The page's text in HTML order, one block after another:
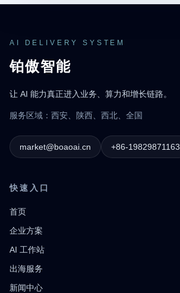
AI DELIVERY SYSTEM
铂傲智能
让 AI 能力真正进入业务、算力和增长链路。
服务区域：西安、陕西、西北、全国
market@boaoai.cn +86-19829871163
快速入口
首页
企业方案
AI 工作站
出海服务
新闻中心